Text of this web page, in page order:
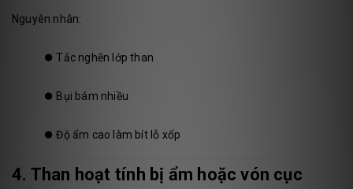
Nguyên nhân:
⏺️Tắc nghẽn lớp than
⏺️ Bụi bám nhiều
⏺️Độ ẩm cao làm bít lỗ xốp
4. Than hoạt tính bị ẩm hoặc vón cục